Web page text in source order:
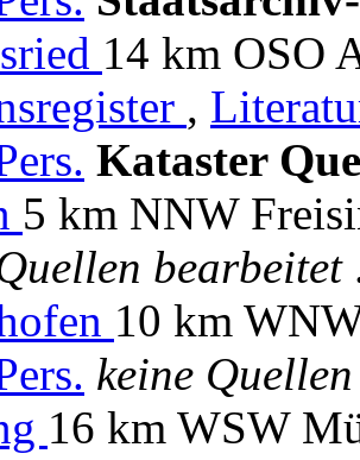
14 km OSO
,
Kataster
5 km NNW
bearbeitet
10 km
keine
16 km WSW